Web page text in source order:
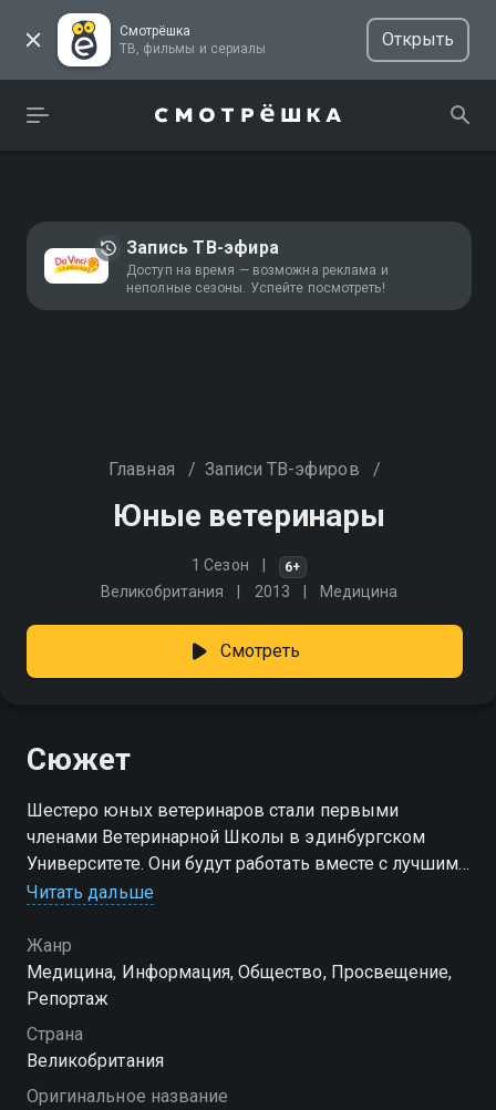
Смотрёшка
ТВ, фильмы и сериалы
Открыть
Запись ТВ-эфира
Доступ на время — возможна реклама и
неполные сезоны. Успейте посмотреть!
Главная / Записи ТВ-эфиров /
Юные ветеринары
1 Сезон 6+
Великобритания 2013 Медицина
Смотреть
Сюжет
Шестеро юных ветеринаров стали первыми
членами Ветеринарной Школы в эдинбургском
Университете. Они будут работать вместе с лучшими
ветеринарами, чтобы лечить больных животных
Читать дальше
Жанр
Медицина, Информация, Общество, Просвещение,
Репортаж
Страна
Великобритания
Оригинальное название